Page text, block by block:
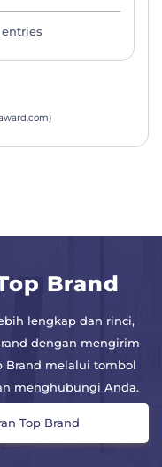
Brand
lengkap dan rinci,
dengan mengirim
Brand melalui tombol
menghubungi Anda.
Top Brand